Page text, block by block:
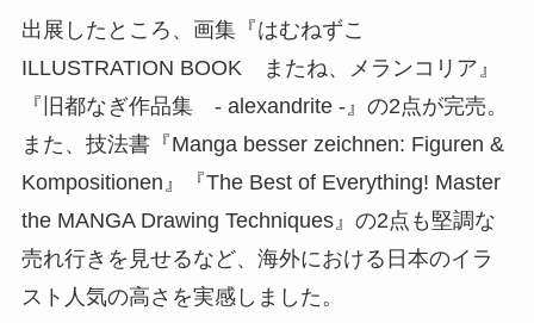
出展したところ、画集『はむねずこ
ILLUSTRATION BOOK またね、メランコリア』
『旧都なぎ作品集 - alexandrite -』の2点が完売。
また、技法書『Manga besser zeichnen: Figuren &
Kompositionen』『The Best of Everything! Master
the MANGA Drawing Techniques』の2点も堅調な
売れ行きを見せるなど、海外における日本のイラ
スト人気の高さを実感しました。